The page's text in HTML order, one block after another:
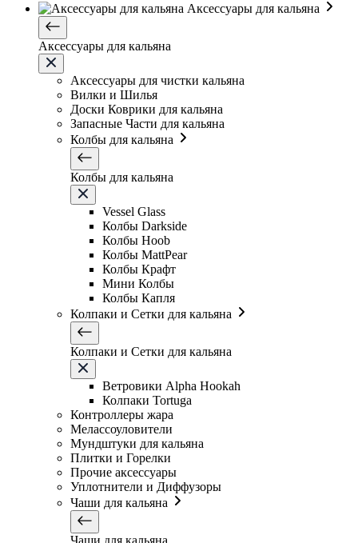
Аксессуары для кальяна
Аксессуары для кальяна
Аксессуары для чистки кальяна
Вилки и Шилья
Доски Коврики для кальяна
Запасные Части для кальяна
Колбы для кальяна
Колбы для кальяна
Vessel Glass
Колбы Darkside
Колбы Hoob
Колбы MattPear
Колбы Крафт
Мини Колбы
Колбы Капля
Колпаки и Сетки для кальяна
Колпаки и Сетки для кальяна
Ветровики Alpha Hookah
Колпаки Tortuga
Контроллеры жара
Мелассоуловители
Мундштуки для кальяна
Плитки и Горелки
Прочие аксессуары
Уплотнители и Диффузоры
Чаши для кальяна
Чаши для кальяна